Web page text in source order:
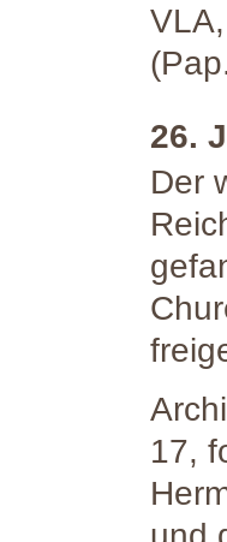
26.
Der
17,